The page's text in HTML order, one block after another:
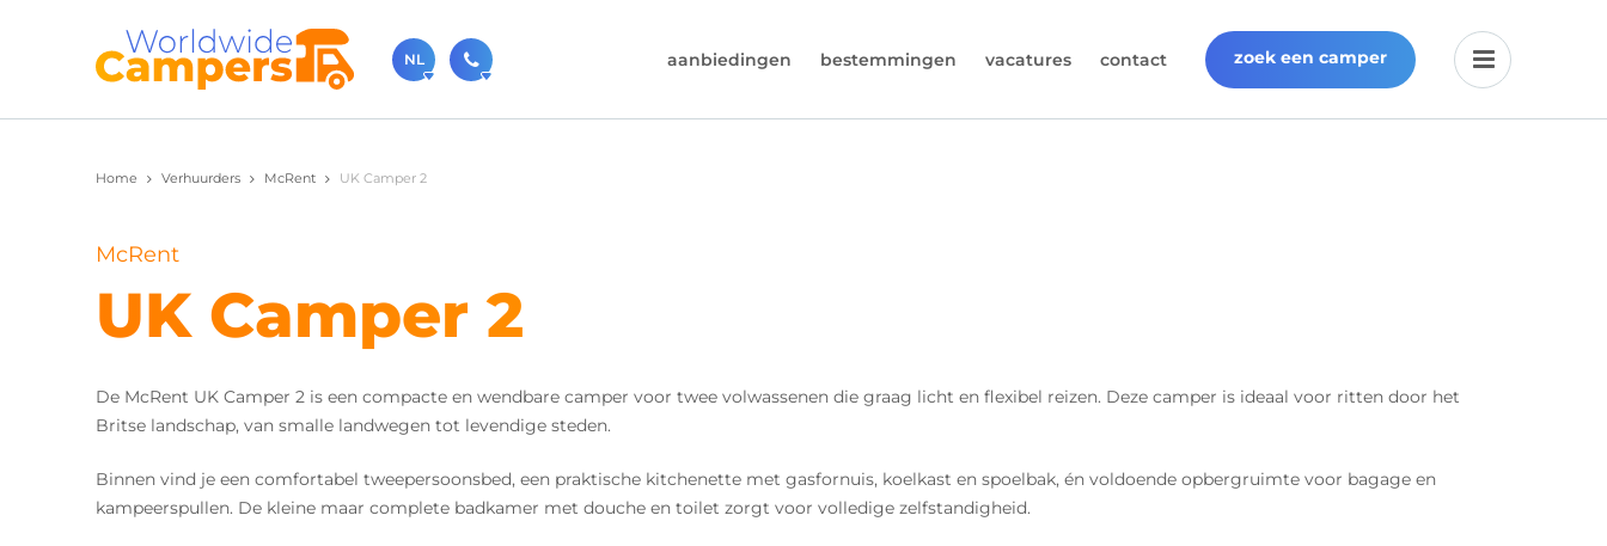
NL aanbiedingen bestemmingen vacatures contact zoek een camper
Home Verhuurders McRent UK Camper 2
McRent
UK Camper 2
De McRent UK Camper 2 is een compacte en wendbare camper voor twee volwassenen die graag licht en flexibel reizen. Deze camper is ideaal voor ritten door het
Britse landschap, van smalle landwegen tot levendige steden.
Binnen vind je een comfortabel tweepersoonsbed, een praktische kitchenette met gasfornuis, koelkast en spoelbak, én voldoende opbergruimte voor bagage en
kampeerspullen. De kleine maar complete badkamer met douche en toilet zorgt voor volledige zelfstandigheid.